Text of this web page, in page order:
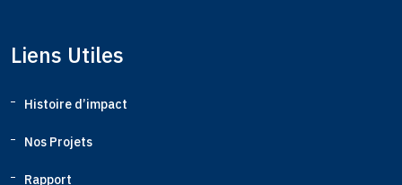
Liens Utiles
Histoire d’impact
Nos Projets
Rapport